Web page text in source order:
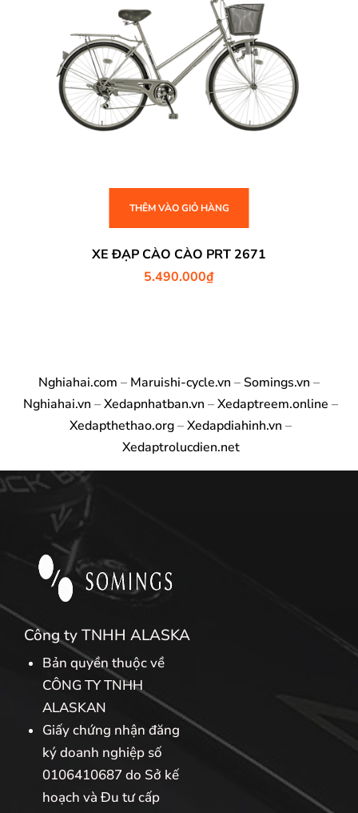
THÊM VÀO GIỎ HÀNG
XE ĐẠP CÀO CÀO PRT 2671
5.490.000₫
Nghiahai.com – Maruishi-cycle.vn – Somings.vn –
Nghiahai.vn –Xedapnhatban.vn –Xedaptreem.online –
Xedapthethao.org–Xedapdiahinh.vn –
Xedaptrolucdien.net
Công ty TNHH ALASKA
Bản quyền thuộc về
CÔNG TY TNHH
ALASKAN
Giấy chứng nhận đăng
ký doanh nghiệp số
0106410687 do Sở kế
hoạch và Đu tư cấp